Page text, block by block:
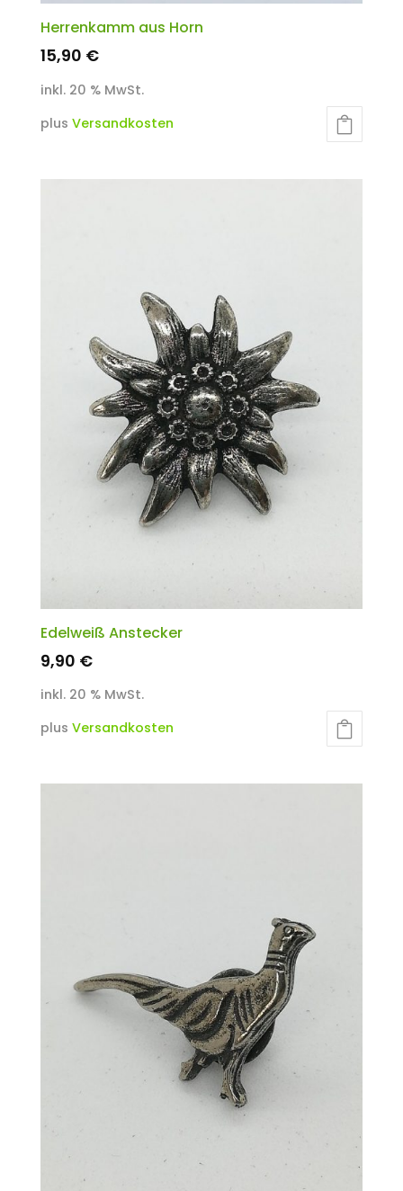
Herrenkamm aus Horn
15,90 €
inkl. 20 % MwSt.
plus Versandkosten
Edelweiß Anstecker
9,90 €
inkl. 20 % MwSt.
plus Versandkosten